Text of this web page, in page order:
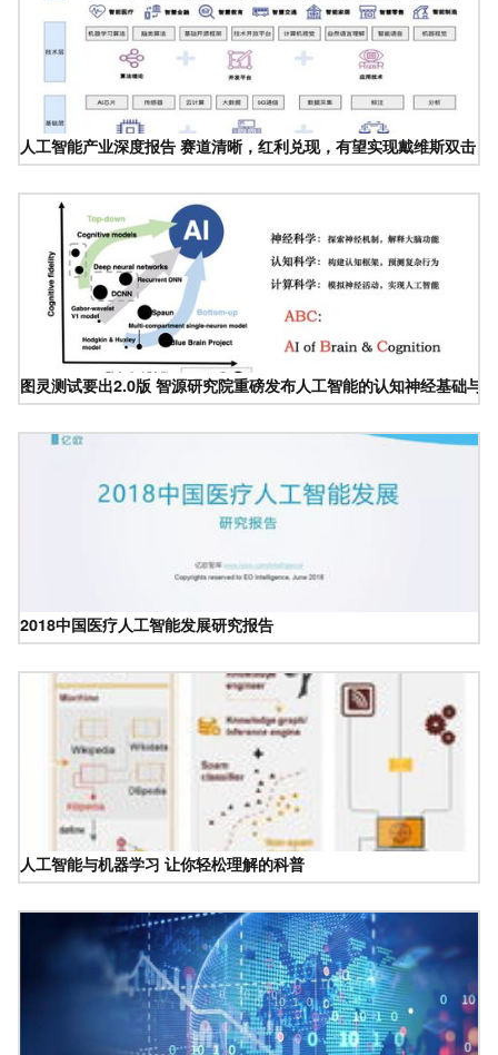
人工智能产业深度报告 赛道清晰，红利兑现，有望实现戴维斯双击
图灵测试要出2.0版 智源研究院重磅发布人工智能的认知神经基础与
2018中国医疗人工智能发展研究报告
人工智能与机器学习 让你轻松理解的科普